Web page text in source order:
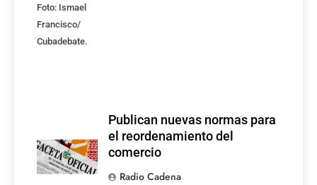
Foto: Ismael
Francisco/
Cubadebate.
Publican nuevas normas para
el reordenamiento del
comercio
Radio Cadena